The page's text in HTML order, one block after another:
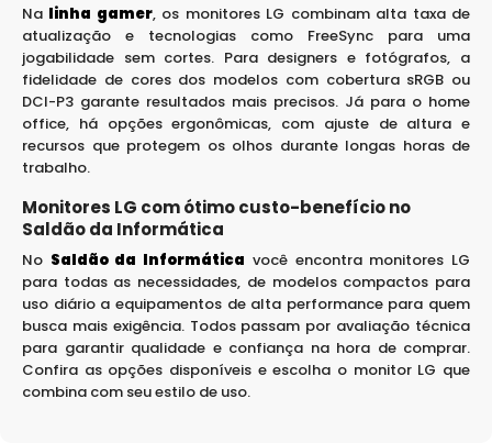
Na linha gamer, os monitores LG combinam alta taxa de
atualização e tecnologias como FreeSync para uma
jogabilidade sem cortes. Para designers e fotógrafos, a
fidelidade de cores dos modelos com cobertura sRGB ou
DCI-P3 garante resultados mais precisos. Já para o home
office, há opções ergonômicas, com ajuste de altura e
recursos que protegem os olhos durante longas horas de
trabalho.
Monitores LG com ótimo custo-benefício no
Saldão da Informática
No Saldão da Informática você encontra monitores LG
para todas as necessidades, de modelos compactos para
uso diário a equipamentos de alta performance para quem
busca mais exigência. Todos passam por avaliação técnica
para garantir qualidade e confiança na hora de comprar.
Confira as opções disponíveis e escolha o monitor LG que
combina com seu estilo de uso.